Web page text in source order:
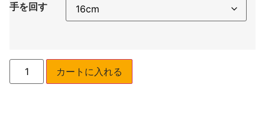
手を回す
カートに入れる